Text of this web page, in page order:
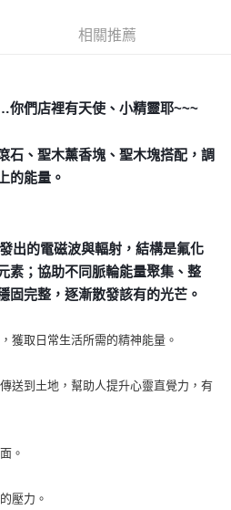
上)免運費
上)免運費
上)免運費
相關推薦
你們店裡有天使、小精靈耶~~~
石、聖木薰香塊、聖木塊搭配，調
的能量。
出的電磁波與輻射，結構是氟化
素；協助不同脈輪能量聚集、整
固完整，逐漸散發該有的光芒。
獲取日常生活所需的精神能量。
送到土地，幫助人提升心靈直覺力，有
。
壓力。